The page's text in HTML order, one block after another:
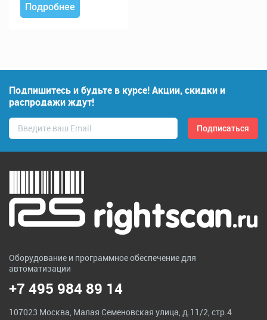
Подробнее
Подпишитесь и будьте в курсе! Акции, скидки и
распродажи ждут!
Оборудование и программное обеспечение для
автоматизации
+7 495 984 89 14
107023 Москва, Малая Семеновская улица, д.11/2, стр.4